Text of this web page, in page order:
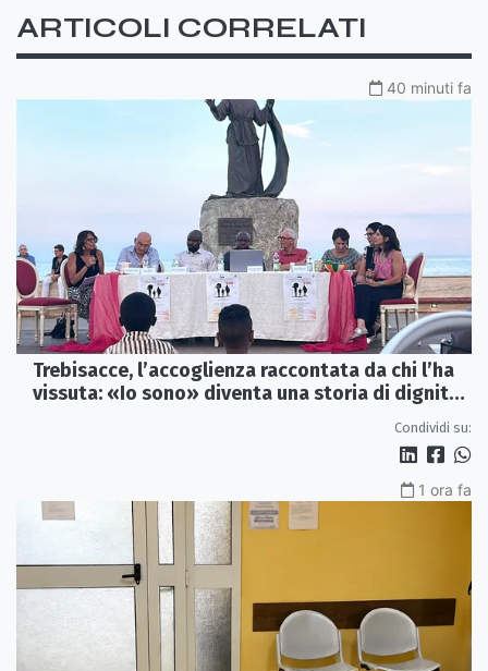
ARTICOLI CORRELATI
40 minuti fa
Trebisacce, l’accoglienza raccontata da chi l’ha
vissuta: «Io sono» diventa una storia di dignità
Condividi su:
1 ora fa